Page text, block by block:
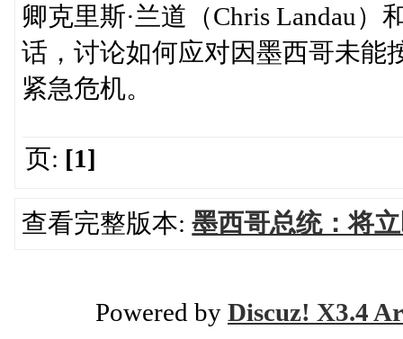
卿克里斯·兰道（Chris Landau
话，讨论如何应对因墨西哥未能
紧急危机。
页: [1]
查看完整版本:墨西哥总统：将
Powered by Discuz! X3.4